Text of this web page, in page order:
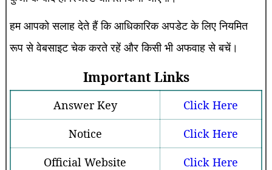
हम आपको सलाह देते हैं कि आधिकारिक अपडेट के लिए नियमित
रूप से वेबसाइट चेक करते रहें और किसी भी अफवाह से बचें।
Important Links
Answer Key
Click Here
Notice
Click Here
Official Website
Click Here